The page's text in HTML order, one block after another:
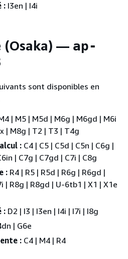
: I3en | I4i
(Osaka) — ap-
sont disponibles en
| M5 | M5d | M6g | M6gd | M6i
| M8g | T2 | T3 | T4g
: C4 | C5 | C5d | C5n | C6g |
| C7g | C7gd | C7i | C8g
: R4 | R5 | R5d | R6g | R6gd |
| R8g | R8gd | U-6tb1 | X1 | X1e
: D2 | I3 | I3en | I4i | I7i | I8g
| G6e
: C4 | M4 | R4